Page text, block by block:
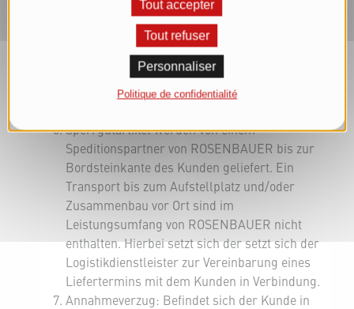
ROSENBAUER jedoch die dadurch
entstehenden zusätzlichen Versandkosten
selbst zu tragen. Für Mehrkosten aufgrund
einer vom Kunden gewünschten Lieferung in
Teilmengen hat der Kunde einzustehen.
Sperrgutartikel werden von einem
Speditionspartner von ROSENBAUER bis zur
Bordsteinkante des Kunden geliefert. Ein
Transport bis zum Aufstellplatz und/oder
Zusammenbau vor Ort sind im
Leistungsumfang von ROSENBAUER nicht
enthalten. Hierbei setzt sich dersetzt sich der
Logistikdienstleister zur Vereinbarung eines
Liefertermins mit dem Kunden in Verbindung.
Annahmeverzug: Befindet sich der Kunde in
Tout accepter
Tout refuser
Personnaliser
Politique de confidentialité